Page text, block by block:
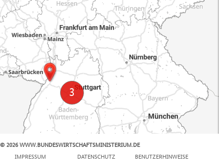
© 2026 WWW.BUNDESWIRTSCHAFTSMINISTERIUM.DE
IMPRESSUM
DATENSCHUTZ BENUTZERHINWEISE